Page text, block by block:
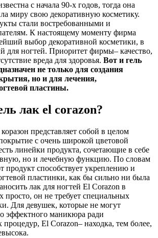
с начала 90-х годов, тогда она
миру свою декоративную косметику.
стали востребованными и
К настоящему моменту фирма
выбор декоративной косметики, в
для ногтей. Приоритет фирмы– качество,
вреда для здоровья. Вот и гель
не только для создания
но и для лечения,
пластины.
лак el corazon?
представляет собой в целом
с очень широкой цветовой
линейки продукта, сочетающие в себе
но и лечебную функцию. По словам
продукт способствует укреплению и
пластинки, как бы сильно ни была
лак для ногтей El Corazon в
просто, он не требует специальных
Для девушек, которые не могут
эффектного маникюра ради
процедур, El Corazon– находка, тем более,